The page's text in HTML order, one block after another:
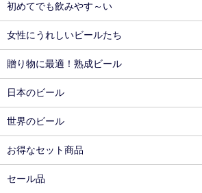
初めてでも飲みやす～い
女性にうれしいビールたち
贈り物に最適！熟成ビール
日本のビール
世界のビール
お得なセット商品
セール品